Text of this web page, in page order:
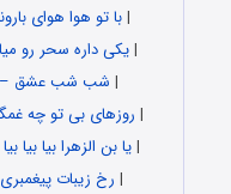
|با تو هوا هوای بارونه
|یکی داره سحر رو میاره
| شب شب عشق – کریمی
| روزهای بی تو چه غمگینه
|یا بن الزهرا بیا بیا بیا
| رخ زیبات پیغمبری –